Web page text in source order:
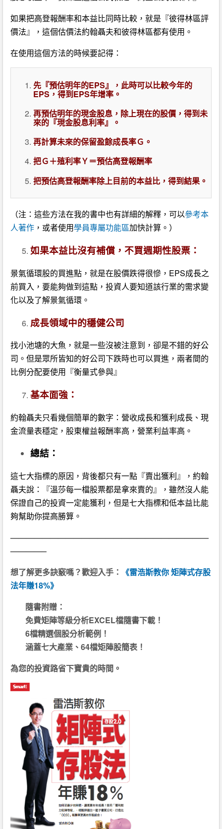
如果把高登報酬率和本益比同時比較，就是『彼得林區評
價法』，這個估價法約翰聶夫和彼得林區都有使用。
在使用這個方法的時候要記得：
先『預估明年的EPS』，此時可以比較今年的
EPS，得到EPS年增率。
再預估明年的現金股息，除上現在的股價，得到未
來的『現金股息利率』。
再計算未來的保留盈餘成長率Ｇ。
把Ｇ＋殖利率Ｙ＝預估高登報酬率
把預估高登報酬率除上目前的本益比，得到結果。
（注：這些方法在我的書中也有詳細的解釋，可以參考本
人著作 ，或者使用學員專屬功能區加快計算。）
如果本益比沒有補償，不買週期性股票：
景氣循環股的買進點，就是在股價跌得很慘，EPS成長之
前買入，要能夠做到這點，投資人要知道該行業的需求變
化以及了解景氣循環。
成長領域中的穩健公司
找小池塘的大魚，就是一些沒被注意到，卻是不錯的好公
司。但是眾所皆知的好公司下跌時也可以買進，兩者間的
比例分配要使用『衡量式參與』
基本面強：
約翰聶夫只看幾個簡單的數字：營收成長和獲利成長、現
金流量表穩定，股東權益報酬率高，營業利益率高。
總結：
這七大指標的原因，背後都只有一點『賣出獲利』，約翰
聶夫說：『溫莎每一檔股票都是拿來賣的』，雖然沒人能
保證自己的投資一定能獲利，但是七大指標和低本益比能
夠幫助你提高勝算。
—————————————————————————
————–
想了解更多訣竅嗎？歡迎入手：
《雷浩斯教你 矩陣式存股
法年賺18%》
隨書附贈：
免費矩陣等級分析EXCEL檔隨書下載！
6檔精選個股分析範例！
涵蓋七大產業、64檔矩陣股簡表！
為您的投資路省下寶貴的時間。